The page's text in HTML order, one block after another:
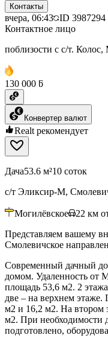
Контакты
вчера, 06:43 ID 3987294
Контактное лицо
поблизости с с/т. Колос,
130 000 ƃ
Конвертер валют
Realt рекомендует
Дача53.6 м²10 соток
с/т Эликсир-М,
Могилёвское 22 км
Представляем вашему
Смолевичское
Современный дачный
домом. Удаленность
площадь 53,6 м2. 2
две – на верхнем
м2 и 16,2 м2. На втором
м2. При необходимости
подготовлено,